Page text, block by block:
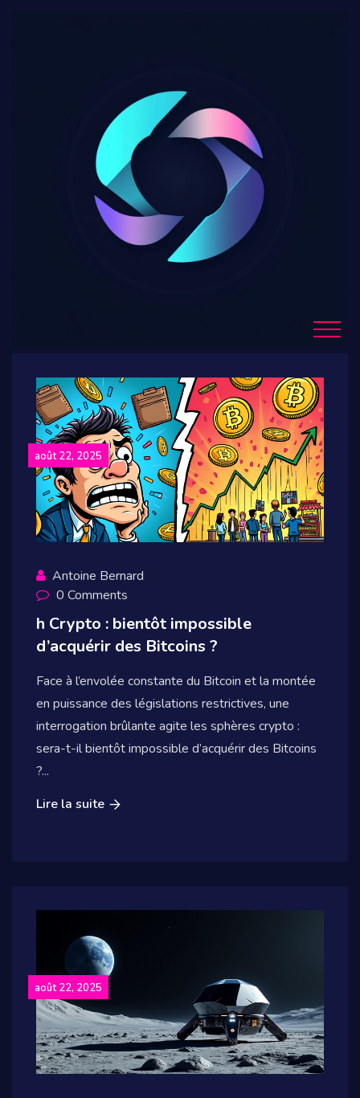
h Crypto : bientôt
impossible d’acquérir
des Bitcoins ?
Blog List
août 22, 2025
Antoine Bernard
0 Comments
h Crypto : bientôt impossible
d’acquérir des Bitcoins ?
Face à l’envolée constante du Bitcoin et la montée
en puissance des législations restrictives, une
interrogation brûlante agite les sphères crypto :
sera-t-il bientôt impossible d’acquérir des Bitcoins
?...
Lire la suite
août 22, 2025